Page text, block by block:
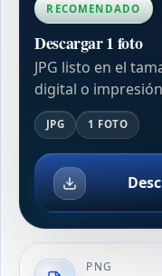
RECOMENDADO
Descargar 1 foto
JPG listo en el
digital o
JPG 1 FOTO
PNG